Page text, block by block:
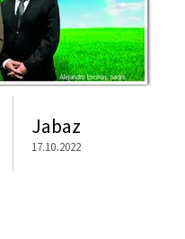
Jabaz
17.10.2022